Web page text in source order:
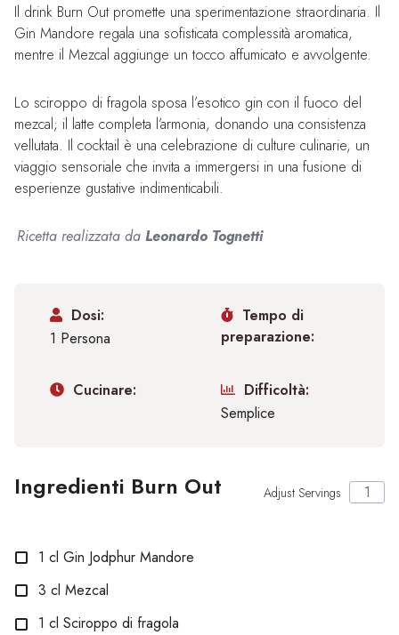
Il drink Burn Out promette una sperimentazione straordinaria. Il
Gin Mandore regala una sofisticata complessità aromatica,
mentre il Mezcal aggiunge un tocco affumicato e avvolgente.
Lo sciroppo di fragola sposa l’esotico gin con il fuoco del
mezcal; il latte completa l’armonia, donando una consistenza
vellutata. Il cocktail è una celebrazione di culture culinarie, un
viaggio sensoriale che invita a immergersi in una fusione di
esperienze gustative indimenticabili.
Ricetta realizzata da Leonardo Tognetti
Dosi:
1 Persona
Tempo di
preparazione:
Cucinare:
Difficoltà:
Semplice
Ingredienti Burn Out Adjust Servings
1 cl Gin Jodphur Mandore
3 cl Mezcal
1 cl Sciroppo di fragola